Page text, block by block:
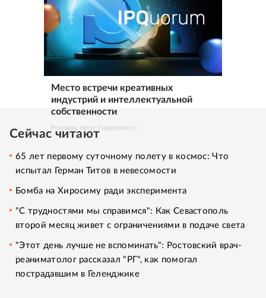
Место встречи креативных
индустрий и интеллектуальной
собственности
Реклама. https://ipquorum.ru
Сейчас читают
65 лет первому суточному полету в космос: Что
испытал Герман Титов в невесомости
Бомба на Хиросиму ради эксперимента
"С трудностями мы справимся": Как Севастополь
второй месяц живет с ограничениями в подаче света
"Этот день лучше не вспоминать": Ростовский врач-
реаниматолог рассказал "РГ", как помогал
пострадавшим в Геленджике